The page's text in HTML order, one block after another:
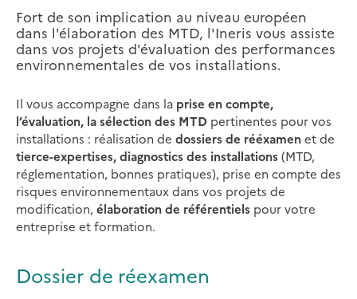
Fort de son implication au niveau européen
dans l'élaboration des MTD, l'Ineris vous assiste
dans vos projets d'évaluation des performances
environnementales de vos installations.
Il vous accompagne dans la prise en compte,
l’évaluation, la sélection des MTD pertinentes pour vos
installations : réalisation de dossiers de rééxamenet de
tierce-expertises, diagnostics des installations(MTD,
réglementation, bonnes pratiques), prise en compte des
risques environnementaux dans vos projets de
modification,élaboration de référentiels pour votre
entreprise et formation.
Dossier de réexamen